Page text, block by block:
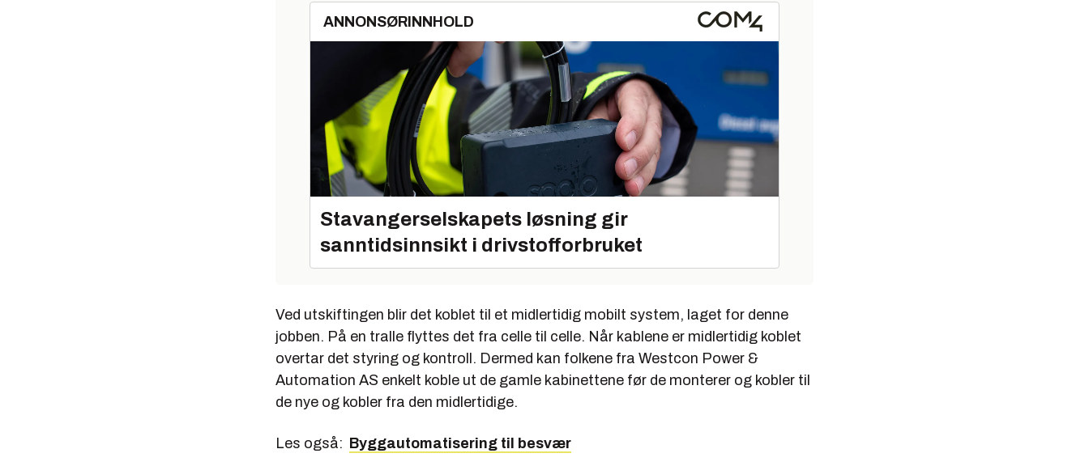
ANNONSØRINNHOLD
Stavangerselskapets løsning gir
sanntidsinnsikt i drivstofforbruket
Ved utskiftingen blir det koblet til et midlertidig mobilt system, laget for denne
jobben. På en tralle flyttes det fra celle til celle. Når kablene er midlertidig koblet
overtar det styring og kontroll. Dermed kan folkene fra Westcon Power &
Automation AS enkelt koble ut de gamle kabinettene før de monterer og kobler til
de nye og kobler fra den midlertidige.
Les også: Byggautomatisering til besvær